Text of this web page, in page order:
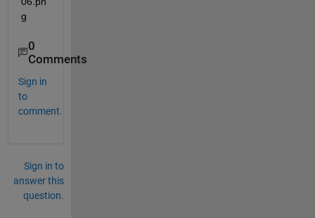
0
Comments
Sign in
to
comment.
Sign in to
answer this
question.